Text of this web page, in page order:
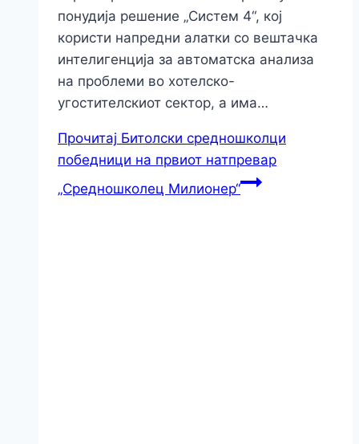
понудија решение „Систем 4“, кој
користи напредни алатки со вештачка
интелигенција за автоматска анализа
на проблеми во хотелско-
угостителскиот сектор, а има…
Прочитај Битолски средношколци
победници на првиот натпревар
„Средношколец Милионер“